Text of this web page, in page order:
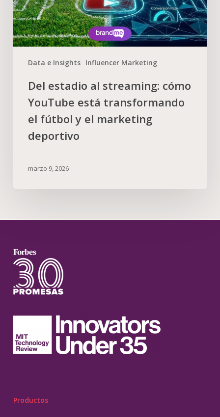
Data e Insights Influencer Marketing
Del estadio al streaming: cómo
YouTube está transformando
el fútbol y el marketing
deportivo
marzo 9, 2026
Productos